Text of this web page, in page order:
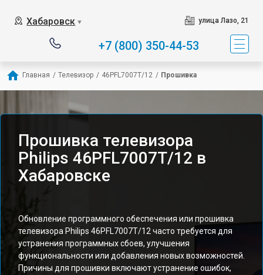
Хабаровск ▼ улица Лазо, 21
+7 (800) 350-44-53
Главная / Телевизор / 46PFL7007T/12 / Прошивка
Прошивка телевизора
Philips 46PFL7007T/12 в
Хабаровске
Обновление программного обеспечения или прошивка
телевизора Philips 46PFL7007T/12 часто требуется для
устранения программных сбоев, улучшения
функциональности или добавления новых возможностей.
Причины для прошивки включают устранение ошибок,